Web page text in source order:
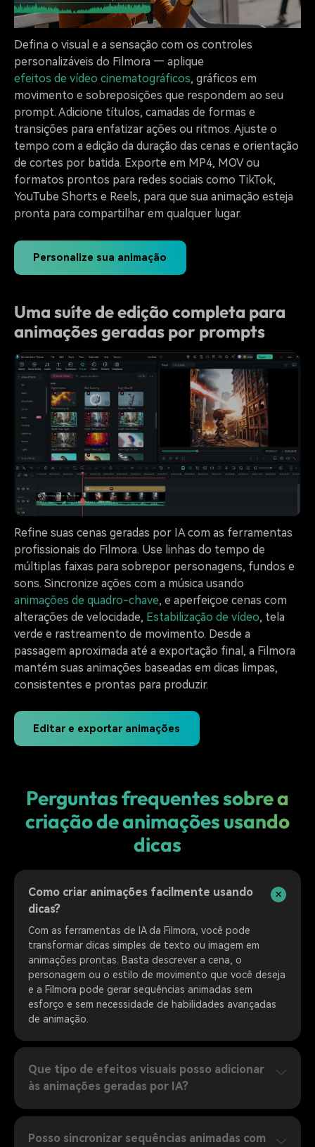
Defina o visual e a sensação com os controles
personalizáveis do Filmora — aplique
efeitos de vídeo cinematográficos, gráficos em
movimento e sobreposições que respondem ao seu
prompt. Adicione títulos, camadas de formas e
transições para enfatizar ações ou ritmos. Ajuste o
tempo com a edição da duração das cenas e orientação
de cortes por batida. Exporte em MP4, MOV ou
formatos prontos para redes sociais como TikTok,
YouTube Shorts e Reels, para que sua animação esteja
pronta para compartilhar em qualquer lugar.
Personalize sua animação
Uma suíte de edição completa para
animações geradas por prompts
Refine suas cenas geradas por IA com as ferramentas
profissionais do Filmora. Use linhas do tempo de
múltiplas faixas para sobrepor personagens, fundos e
sons. Sincronize ações com a música usando
animações de quadro-chave, e aperfeiçoe cenas com
alterações de velocidade, Estabilização de vídeo, tela
verde e rastreamento de movimento. Desde a
passagem aproximada até a exportação final, a Filmora
mantém suas animações baseadas em dicas limpas,
consistentes e prontas para produzir.
Editar e exportar animações
Perguntas frequentes sobre a
criação de animações usando
dicas
Como criar animações facilmente usando
dicas?
Com as ferramentas de IA da Filmora, você pode
transformar dicas simples de texto ou imagem em
animações prontas. Basta descrever a cena, o
personagem ou o estilo de movimento que você deseja
e a Filmora pode gerar sequências animadas sem
esforço e sem necessidade de habilidades avançadas
de animação.
Que tipo de efeitos visuais posso adicionar
às animações geradas por IA?
Posso sincronizar sequências animadas com